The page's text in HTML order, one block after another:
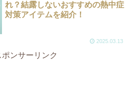
れ？結露しないおすすめの熱中症
対策アイテムを紹介！
2025.03.13
ポンサーリンク